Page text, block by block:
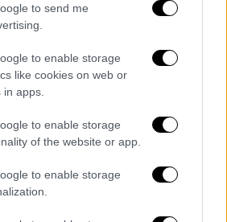
to send me
to enable storage
like cookies on web or
apps.
to enable storage
of the website or app.
to enable storage
ξεχωριστά,
εστιατόρια